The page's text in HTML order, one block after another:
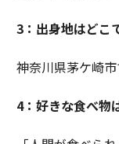
3：出身地はどこ
神奈川県茅ケ崎市
4：好きな食べ物